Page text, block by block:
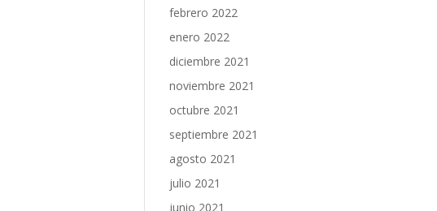
febrero 2022
enero 2022
diciembre 2021
noviembre 2021
octubre 2021
septiembre 2021
agosto 2021
julio 2021
junio 2021